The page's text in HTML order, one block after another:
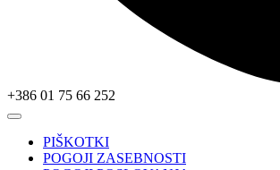
+386 01 75 66 252
PIŠKOTKI
POGOJI ZASEBNOSTI